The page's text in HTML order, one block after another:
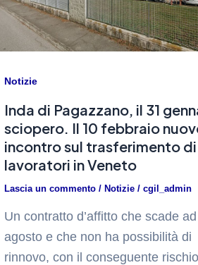
Notizie
Inda di Pagazzano, il 31
sciopero. Il 10 febbraio
incontro sul trasferimento
lavoratori in Veneto
Lascia un commento / Notizie/ cgil_admin
Un contratto d’affitto che scade ad
agosto e che non ha possibilità di
rinnovo, con il conseguente